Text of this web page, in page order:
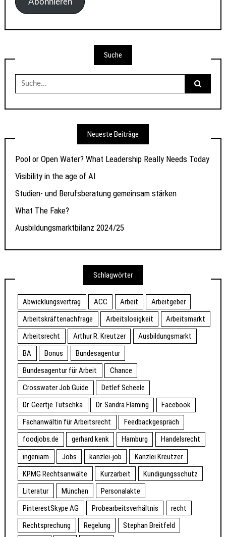
Suche
Suche
nach:
Neueste Beiträge
Pool or Open Water? What Leadership Really Needs Today
Visibility in the age of AI
Studien- und Berufsberatung gemeinsam stärken
What The Fake?
Ausbildungsmarktbilanz 2024/25
Schlagwörter
Abwicklungsvertrag ACC Arbeit
Arbeitgeber
Arbeitskräftenachfrage
Arbeitslosigkeit
Arbeitsmarkt
Arbeitsrecht
Arthur R. Kreutzer
Ausbildungsmarkt
BA
Bonus
Bundesagentur
Bundesagentur für Arbeit
Chance
Crosswater Job Guide
Detlef Scheele
Dr. Geertje Tutschka
Dr. Sandra Fläming
Facebook
Fachanwältin für Arbeitsrecht
Feedbackgespräch
foodjobs.de
gerhard kenk Hamburg
Handelsrecht
ingeniam
Jobs kanzlei-job
Kanzlei Kreutzer
KPMG Rechtsanwälte
Kurzarbeit
Kündigungsschutz
Literatur
München
Personalakte
PinterestSkype AG
Probearbeitsverhältnis
recht
Rechtsprechung
Regelung
Stephan Breitfeld